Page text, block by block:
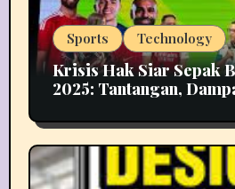
Sports Technology
Krisis Hak Siar Sepak
2025: Tantangan,